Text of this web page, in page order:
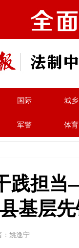
国际 城乡
军警 体育
践担
基层
：姚逸宁